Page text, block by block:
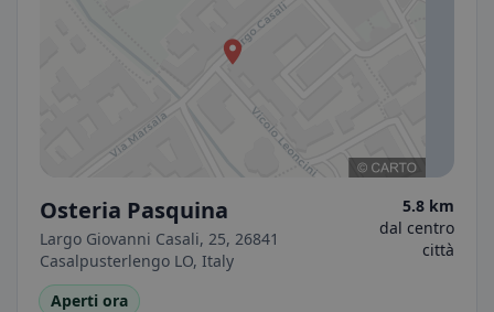
Osteria Pasquina
Largo Giovanni Casali, 25, 26841
Casalpusterlengo LO, Italy
5.8 km
dal centro
città
Aperti ora